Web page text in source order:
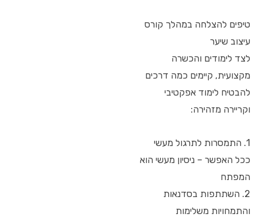
טיפים להצלחה במהלך קורס
עיצוב שיער
לצד לימודים והכשרה
מקצועית, קיימים כמה דרכים
להבטיח לימוד אפקטיבי
וקריירה מזהירה:
1. התמסרות לתרגול מעשי
ככל האפשר – ניסיון מעשי הוא
המפתח
2. השתתפות בסדנאות
והתמחויות משלימות